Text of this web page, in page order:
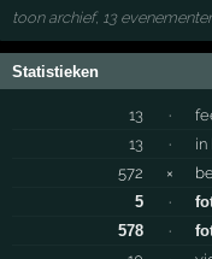
toon archief, 13
Statistieken
13 ·
13
·
in
572
×
5
·
578
·